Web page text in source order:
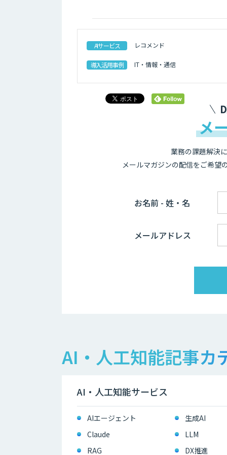
AIサービス レコメンド
導入活用事例 IT・情報・通信
メ
業務の課題解決
メールマガジンの配信をご希望
お名前 - 姓・名
メールアドレス
AI・人工知能記事カ
AI・人工知能サービス
AIエージェント
生成AI
Claude
LLM
RAG
DX推進